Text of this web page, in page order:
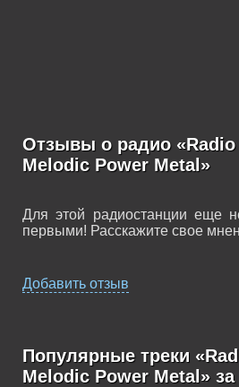
Отзывы о радио «Radio
Melodic Power Metal»
Для этой радиостанции еще
первыми! Расскажите свое
Добавить отзыв
Популярные треки
Melodic Power Metal»